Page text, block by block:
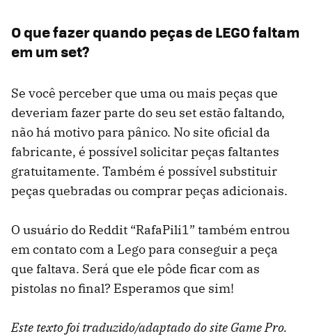
O que fazer quando peças de LEGO faltam
em um set?
Se você perceber que uma ou mais peças que
deveriam fazer parte do seu set estão faltando,
não há motivo para pânico. No site oficial da
fabricante, é possível solicitar peças faltantes
gratuitamente. Também é possível substituir
peças quebradas ou comprar peças adicionais.
O usuário do Reddit “RafaPili1” também entrou
em contato com a Lego para conseguir a peça
que faltava. Será que ele pôde ficar com as
pistolas no final? Esperamos que sim!
Este texto foi traduzido/adaptado do site Game Pro.